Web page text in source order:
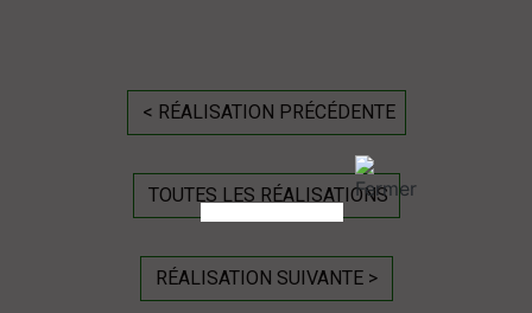
< RÉALISATION PRÉCÉDENTE
TOUTES LES RÉALISATIONS
RÉALISATION SUIVANTE >